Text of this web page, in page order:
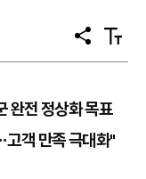
공
유
텍
스
완전 정상화 목표
객 만족 극대화"